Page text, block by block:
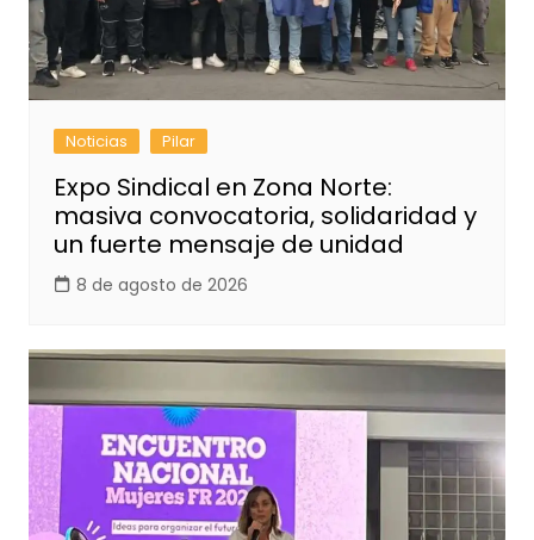
Noticias Pilar
Expo Sindical en Zona Norte:
masiva convocatoria, solidaridad y
un fuerte mensaje de unidad
8 de agosto de 2026